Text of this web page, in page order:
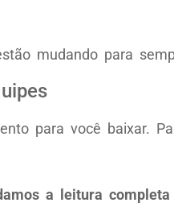
mudando para
para você baixar.
a leitura